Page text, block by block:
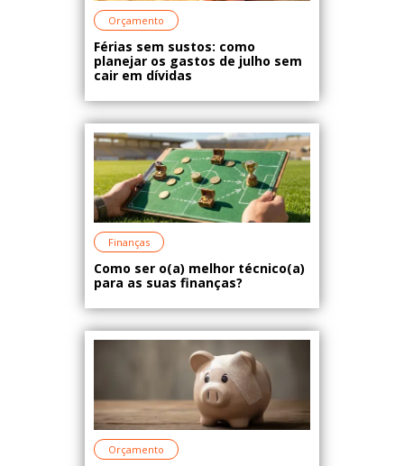
Orçamento
Férias sem sustos: como
planejar os gastos de julho sem
cair em dívidas
Finanças
Como ser o(a) melhor técnico(a)
para as suas finanças?
Orçamento